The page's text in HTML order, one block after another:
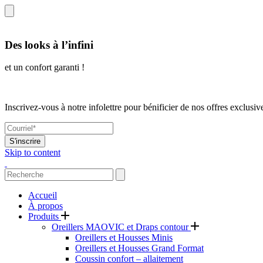
Des looks à l’infini
et un confort garanti !
Inscrivez-vous à notre infolettre pour bénificier de nos offres
S'inscrire
Skip to content
Accueil
À propos
Produits
Oreillers MAOVIC et Draps contour
Oreillers et Housses Minis
Oreillers et Housses Grand Format
Coussin confort – allaitement